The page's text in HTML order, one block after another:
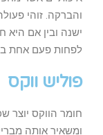
והברקה. זוהי
ישנה ובין אם היא
לפחות פעם אחת
פוליש ווקס
חומר הווקס יוצר
ומשאיר אותה